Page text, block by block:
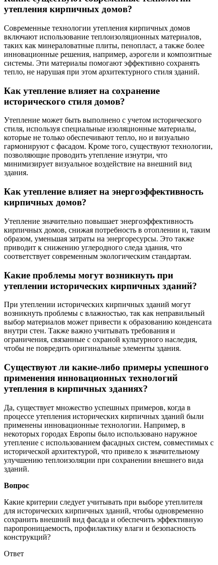
утепления кирпичных домов?
Современные технологии утепления кирпичных домов
включают использование теплоизоляционных материалов,
таких как минераловатные плиты, пенопласт, а также более
инновационные решения, например, аэрогели и композитные
системы. Эти материалы помогают эффективно сохранять
тепло, не нарушая при этом архитектурного стиля зданий.
Как утепление влияет на сохранение
исторического стиля домов?
Утепление может быть выполнено с учетом исторического
стиля, используя специальные изоляционные материалы,
которые не только обеспечивают тепло, но и визуально
гармонируют с фасадом. Кроме того, существуют технологии,
позволяющие проводить утепление изнутри, что
минимизирует визуальное воздействие на внешний вид
здания.
Как утепление влияет на энергоэффективность
кирпичных домов?
Утепление значительно повышает энергоэффективность
кирпичных домов, снижая потребность в отоплении и, таким
образом, уменьшая затраты на энергоресурсы. Это также
приводит к снижению углеродного следа здания, что
соответствует современным экологическим стандартам.
Какие проблемы могут возникнуть при
утеплении исторических кирпичных зданий?
При утеплении исторических кирпичных зданий могут
возникнуть проблемы с влажностью, так как неправильный
выбор материалов может привести к образованию конденсата
внутри стен. Также важно учитывать требования и
ограничения, связанные с охраной культурного наследия,
чтобы не повредить оригинальные элементы здания.
Существуют ли какие-либо примеры успешного
применения инновационных технологий
утепления в кирпичных зданиях?
Да, существует множество успешных примеров, когда в
процессе утепления исторических кирпичных зданий были
применены инновационные технологии. Например, в
некоторых городах Европы было использовано наружное
утепление с использованием фасадных систем, совместимых с
исторической архитектурой, что привело к значительному
улучшению теплоизоляции при сохранении внешнего вида
зданий.
Вопрос
Какие критерии следует учитывать при выборе утеплителя
для исторических кирпичных зданий, чтобы одновременно
сохранить внешний вид фасада и обеспечить эффективную
паропроницаемость, профилактику влаги и безопасность
конструкций?
Ответ